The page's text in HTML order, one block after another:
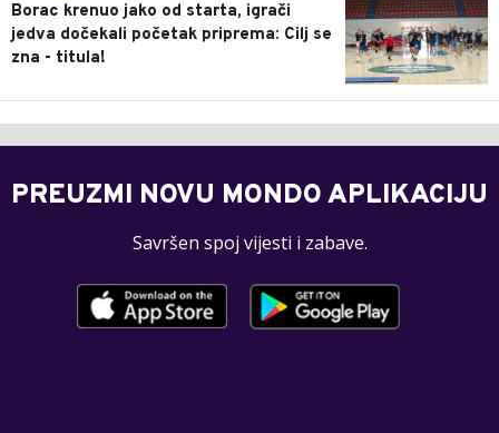
Borac krenuo jako od starta, igrači
jedva dočekali početak priprema: Cilj se
zna - titula!
PREUZMI NOVU MONDO APLIKACIJU
Savršen spoj vijesti i zabave.